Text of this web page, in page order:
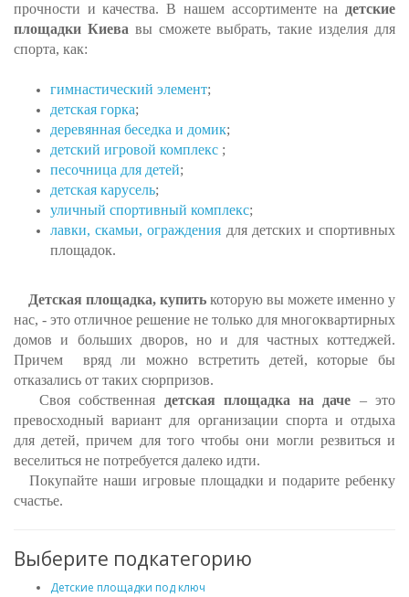
прочности и качества. В нашем ассортименте на детские
площадки Киева вы сможете выбрать, такие изделия для
спорта, как:
гимнастический элемент;
детская горка;
деревянная беседка и домик;
детский игровой комплекс ;
песочница для детей;
детская карусель;
уличный спортивный комплекс;
лавки, скамьи, ограждения для детских и спортивных
площадок.
Детская площадка, купить которую вы можете именно у
нас, - это отличное решение не только для многоквартирных
домов и больших дворов, но и для частных коттеджей.
Причем вряд ли можно встретить детей, которые бы
отказались от таких сюрпризов.
Своя собственная детская площадка на даче – это
превосходный вариант для организации спорта и отдыха
для детей, причем для того чтобы они могли резвиться и
веселиться не потребуется далеко идти.
Покупайте наши игровые площадки и подарите ребенку
счастье.
Выберите подкатегорию
Детские площадки под ключ